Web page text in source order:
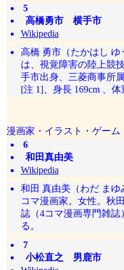
5
高橋勇市 横手市
Wikipedia
高橋 勇市（たかはし ゆ
は、視覚障害の陸上競
手市出身、三菱商事所
[注 1]、身長 169cm 、体
漫画家・イラスト・ゲーム
6
和田真由美
Wikipedia
和田 真由美（わだ まゆ
コマ漫画家。女性。秋
誌（4コマ漫画専門雑
る。
7
小松直之 男鹿市